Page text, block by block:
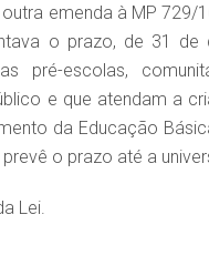
emenda à MP
o prazo, de 31
pré-escolas,
e que atendam a
da Educação
o prazo até a
Lei.